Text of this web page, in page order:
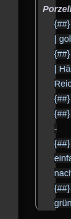
|
|
-